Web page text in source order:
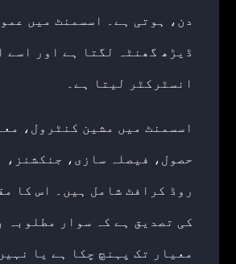
دن، ہوتی ہے۔ اسسمنٹ میں
ڈیڑھ گھنٹہ لگتا ہے اور اسے
انسٹرکٹر لیتا ہے۔
اسسمنٹ میں مشین کنٹرول،
حصول، فیصلہ سازی، جنکشنز،
روڈ کرافٹ شامل ہیں۔ اس کا
کی تصدیق ہے کہ سوار مطلوبہ
معیار تک پہنچ چکا ہے یا